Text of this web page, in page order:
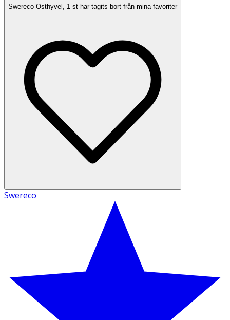
Swereco Osthyvel, 1 st har tagits bort från mina favoriter
Swereco